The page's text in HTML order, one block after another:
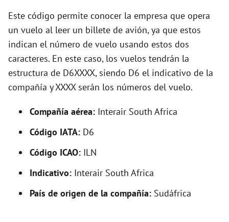
Este código permite conocer la empresa que opera
un vuelo al leer un billete de avión, ya que estos
indican el número de vuelo usando estos dos
caracteres. En este caso, los vuelos tendrán la
estructura de D6XXXX, siendo D6 el indicativo de la
compañía y XXXX serán los números del vuelo.
Compañía aérea: Interair South Africa
Código IATA: D6
Código ICAO: ILN
Indicativo: Interair South Africa
País de origen de la compañía: Sudáfrica